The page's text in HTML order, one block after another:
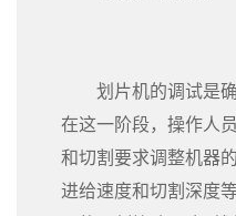
划片机的调试是
在这一阶段，操作人
和切割要求调整机器
进给速度和切割深度